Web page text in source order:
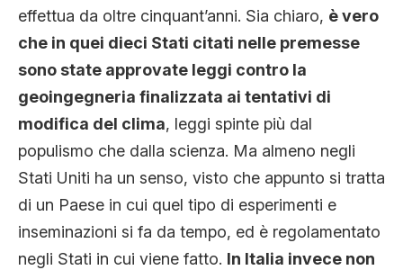
effettua da oltre cinquant’anni. Sia chiaro, è vero
che in quei dieci Stati citati nelle premesse
sono state approvate leggi contro la
geoingegneria finalizzata ai tentativi di
modifica del clima, leggi spinte più dal
populismo che dalla scienza. Ma almeno negli
Stati Uniti ha un senso, visto che appunto si tratta
di un Paese in cui quel tipo di esperimenti e
inseminazioni si fa da tempo, ed è regolamentato
negli Stati in cui viene fatto. In Italia invece non